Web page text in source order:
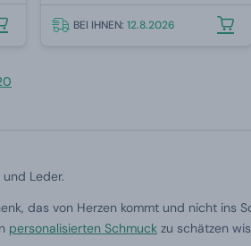
BEI IHNEN:12.8.2026
Leder.
das von Herzen kommt und nicht ins
personalisierten Schmuck zu schätzen